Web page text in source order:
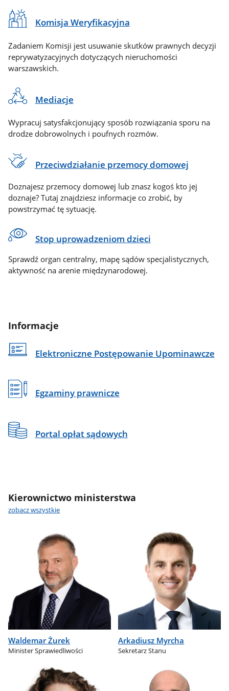
Komisja Weryfikacyjna
Zadaniem Komisji jest usuwanie skutków prawnych decyzji
reprywatyzacyjnych dotyczących nieruchomości
warszawskich.
Mediacje
Wypracuj satysfakcjonujący sposób rozwiązania sporu na
drodze dobrowolnych i poufnych rozmów.
Przeciwdziałanie przemocy domowej
Doznajesz przemocy domowej lub znasz kogoś kto jej
doznaje? Tutaj znajdziesz informacje co zrobić, by
powstrzymać tę sytuację.
Stop uprowadzeniom dzieci
Sprawdź organ centralny, mapę sądów specjalistycznych,
aktywność na arenie międzynarodowej.
Informacje
Elektroniczne Postępowanie Upominawcze
Egzaminy prawnicze
Portal opłat sądowych
Kierownictwo ministerstwa
zobacz wszystkie
Waldemar Żurek
Minister Sprawiedliwości
Arkadiusz Myrcha
Sekretarz Stanu